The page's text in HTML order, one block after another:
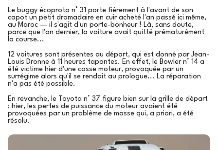
Le buggy écoproto n° 31 porte fièrement à l'avant de son
capot un petit dromadaire en cuir acheté l'an passé ici même,
au Maroc — il s'agit d'un porte-bonheur ! Là, sans doute,
parce que l'an dernier, la voiture avait quitté prématurément
la course...
12 voitures sont présentes au départ, qui est donné par Jean-
Louis Dronne à 11 heures tapantes. En effet, le Bowler n° 14 a
été victime hier d'une casse moteur, provoquée par un
surrégime alors qu'il se rendait au prologue... La réparation
n'a pas été possible.
En revanche, le Toyota n° 37 figure bien sur la grille de départ
; hier, les pertes de puissance du moteur avaient été
provoquées par un problème de masse qui, a priori, a été
résolu.